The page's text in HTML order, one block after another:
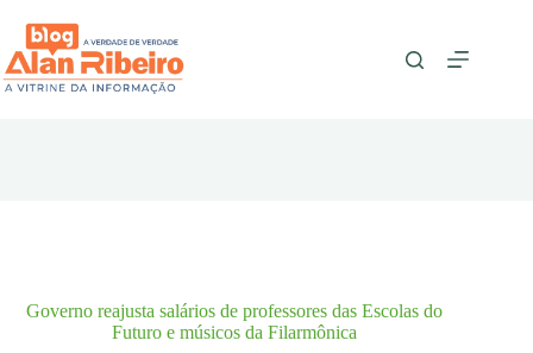
para
conteúdo
Governo reajusta salários de professores das Escolas do
Futuro e músicos da Filarmônica